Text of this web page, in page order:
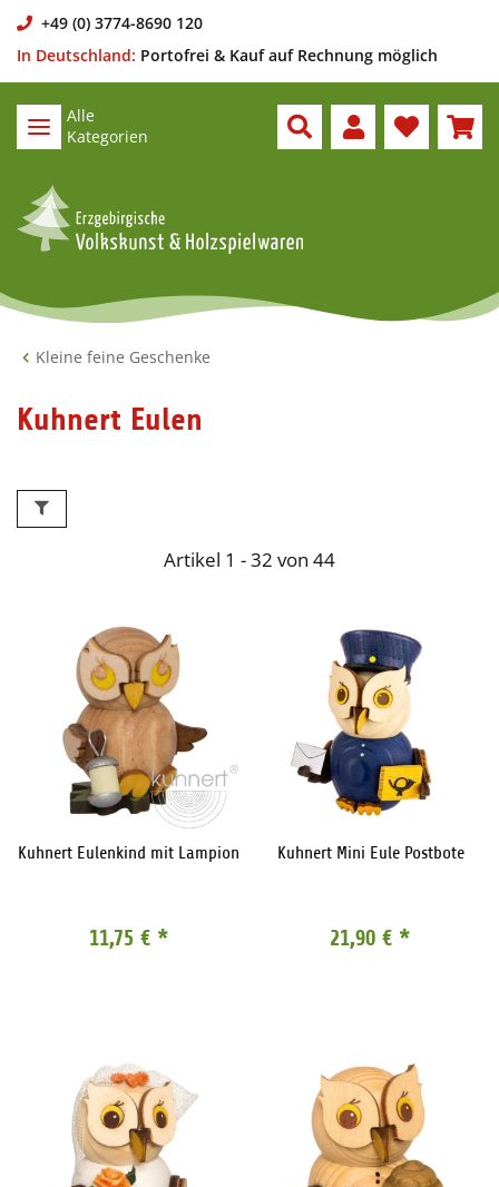
+49 (0) 3774-8690 120
In Deutschland: Portofrei & Kauf auf Rechnung möglich
Alle
Kategorien
Kleine feine Geschenke
Kuhnert Eulen
Artikel 1 - 32 von 44
Kuhnert Eulenkind mit Lampion
11,75 € *
Kuhnert Mini Eule Postbote
21,90 € *